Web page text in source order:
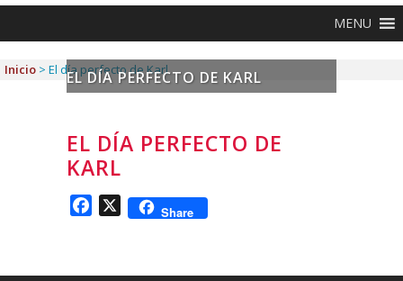
MENU
EL DÍA PERFECTO DE KARL
Inicio > El día perfecto de Karl
EL DÍA PERFECTO DE
KARL
Facebook
X Share